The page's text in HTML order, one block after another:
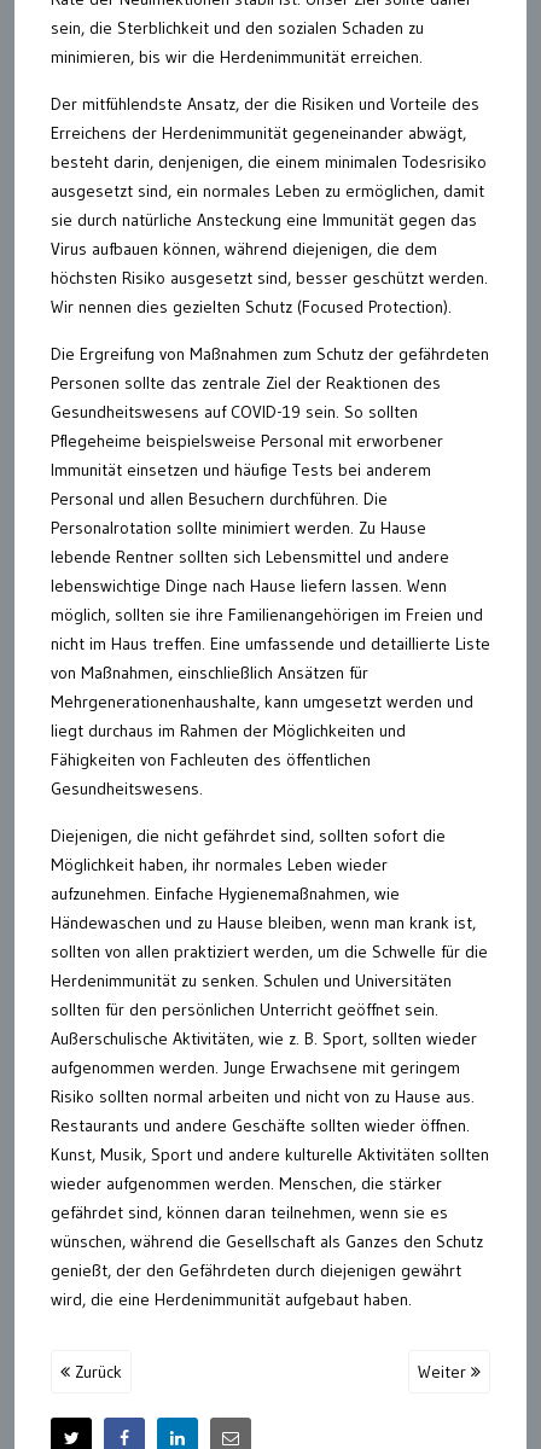
sein, die Sterblichkeit und den sozialen Schaden zu
minimieren, bis wir die Herdenimmunität erreichen.
Der mitfühlendste Ansatz, der die Risiken und Vorteile des
Erreichens der Herdenimmunität gegeneinander abwägt,
besteht darin, denjenigen, die einem minimalen Todesrisiko
ausgesetzt sind, ein normales Leben zu ermöglichen, damit
sie durch natürliche Ansteckung eine Immunität gegen das
Virus aufbauen können, während diejenigen, die dem
höchsten Risiko ausgesetzt sind, besser geschützt werden.
Wir nennen dies gezielten Schutz (Focused Protection).
Die Ergreifung von Maßnahmen zum Schutz der gefährdeten
Personen sollte das zentrale Ziel der Reaktionen des
Gesundheitswesens auf COVID-19 sein. So sollten
Pflegeheime beispielsweise Personal mit erworbener
Immunität einsetzen und häufige Tests bei anderem
Personal und allen Besuchern durchführen. Die
Personalrotation sollte minimiert werden. Zu Hause
lebende Rentner sollten sich Lebensmittel und andere
lebenswichtige Dinge nach Hause liefern lassen. Wenn
möglich, sollten sie ihre Familienangehörigen im Freien und
nicht im Haus treffen. Eine umfassende und detaillierte Liste
von Maßnahmen, einschließlich Ansätzen für
Mehrgenerationenhaushalte, kann umgesetzt werden und
liegt durchaus im Rahmen der Möglichkeiten und
Fähigkeiten von Fachleuten des öffentlichen
Gesundheitswesens.
Diejenigen, die nicht gefährdet sind, sollten sofort die
Möglichkeit haben, ihr normales Leben wieder
aufzunehmen. Einfache Hygienemaßnahmen, wie
Händewaschen und zu Hause bleiben, wenn man krank ist,
sollten von allen praktiziert werden, um die Schwelle für die
Herdenimmunität zu senken. Schulen und Universitäten
sollten für den persönlichen Unterricht geöffnet sein.
Außerschulische Aktivitäten, wie z. B. Sport, sollten wieder
aufgenommen werden. Junge Erwachsene mit geringem
Risiko sollten normal arbeiten und nicht von zu Hause aus.
Restaurants und andere Geschäfte sollten wieder öffnen.
Kunst, Musik, Sport und andere kulturelle Aktivitäten sollten
wieder aufgenommen werden. Menschen, die stärker
gefährdet sind, können daran teilnehmen, wenn sie es
wünschen, während die Gesellschaft als Ganzes den Schutz
genießt, der den Gefährdeten durch diejenigen gewährt
wird, die eine Herdenimmunität aufgebaut haben.
Zurück Weiter